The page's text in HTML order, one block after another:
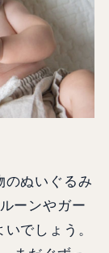
ぬいぐるみ
ーンやガー
でしょう。